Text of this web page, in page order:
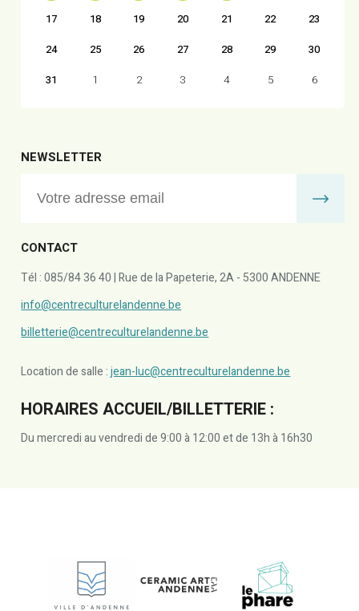
17
18 19 20 21 22
23
24
25 26 27 28 29
30
31
1 2 3 4 5 6
NEWSLETTER
CONTACT
Tél : 085/84 36 40 | Rue de la Papeterie, 2A - 5300 ANDENNE
info@centreculturelandenne.be
billetterie@centreculturelandenne.be
Location de salle :jean-luc@centreculturelandenne.be
HORAIRES ACCUEIL/BILLETTERIE :
Du mercredi au vendredi de 9:00 à 12:00 et de 13h à 16h30